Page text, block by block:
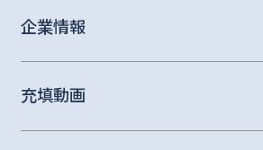
企業情報
充填動画